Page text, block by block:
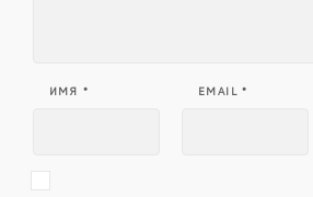
ИМЯ * EMAIL*